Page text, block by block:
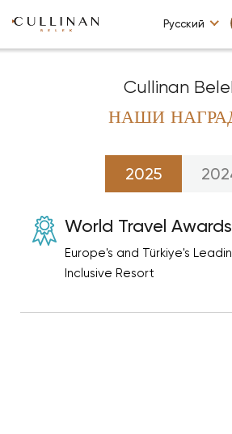
Русский
Cullinan
НАШИ
2025
World Travel Awards
Europe's and Türkiye's
Inclusive Resort